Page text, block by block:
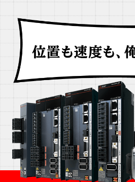
シーケンサについて詳しく見る